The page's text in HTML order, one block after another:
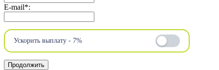
E-mail*:
Ускорить выплату - 7%